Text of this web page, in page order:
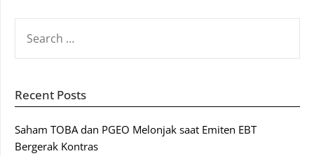
FOR:
Recent Posts
Saham TOBA dan PGEO Melonjak saat Emiten EBT
Bergerak Kontras